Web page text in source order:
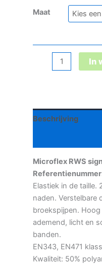
Maat
Microflex
In
Beschrijving
Microflex RWS
Elastiek in de taille.
naden. Verstelbare
broekspijpen.
ademend, licht en
banden.
EN343, EN471
Kwaliteit: 50%